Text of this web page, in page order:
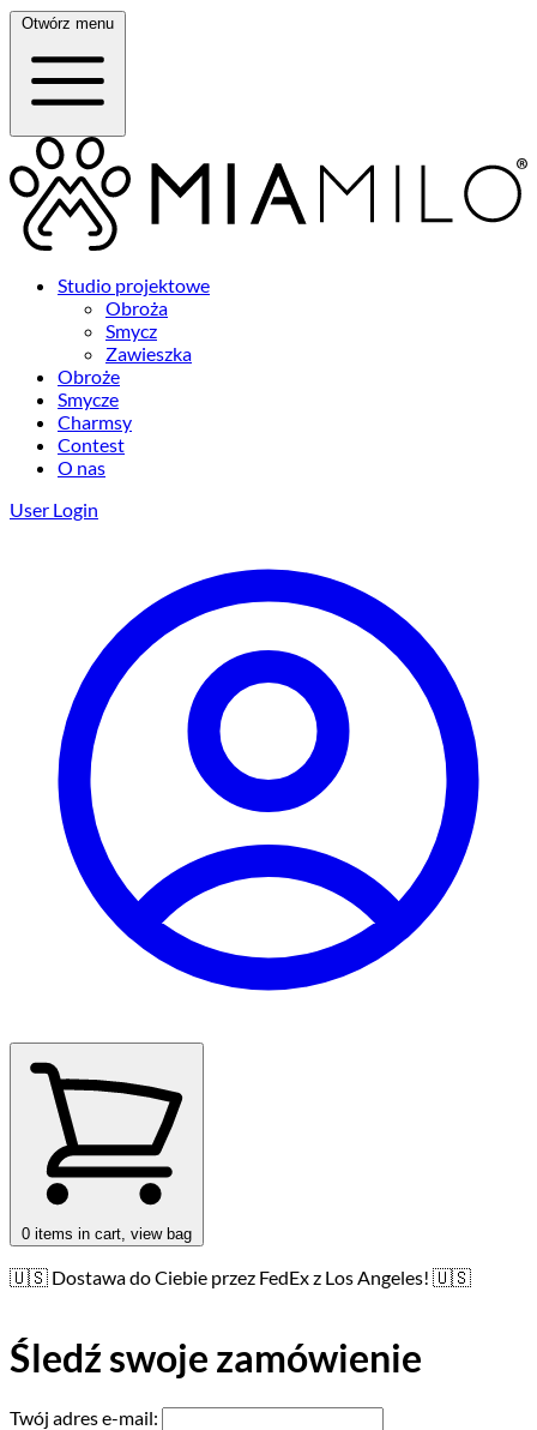
Otwórz menu
Studio projektowe
Obroża
Smycz
Zawieszka
Obroże
Smycze
Charmsy
Contest
O nas
User Login
0 items in cart, view bag
🇺🇸 Dostawa do Ciebie przez FedEx z Los Angeles! 🇺🇸
Śledź swoje zamówienie
Twój adres e-mail: